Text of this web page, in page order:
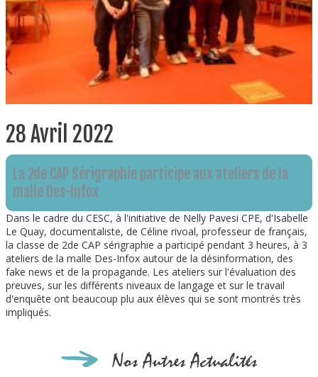
28 Avril 2022
La 2de CAP Sérigraphie participe aux ateliers de la
malle Des-Infox
Dans le cadre du CESC, à l'initiative de Nelly Pavesi CPE, d'Isabelle
Le Quay, documentaliste, de Céline rivoal, professeur de français,
la classe de 2de CAP sérigraphie a participé pendant 3 heures, à 3
ateliers de la malle Des-Infox autour de la désinformation, des
fake news et de la propagande. Les ateliers sur l'évaluation des
preuves, sur les différents niveaux de langage et sur le travail
d'enquête ont beaucoup plu aux élèves qui se sont montrés très
impliqués.
Nos Autres Actualités